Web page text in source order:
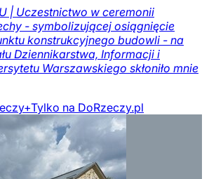
| Uczestnictwo w ceremonii
- symbolizującej osiągnięcie
konstrukcyjnego budowli - na
Dziennikarstwa, Informacji i
Warszawskiego skłoniło mnie
Tylko na DoRzeczy.pl